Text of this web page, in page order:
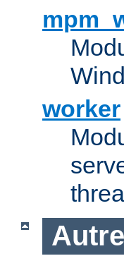
worker